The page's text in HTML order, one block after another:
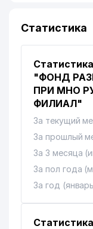
Статистика
"ФОНД
ПРИ МНО
ФИЛИАЛ"
За текущий
За прошлый
За 3 месяца
За пол года
За год